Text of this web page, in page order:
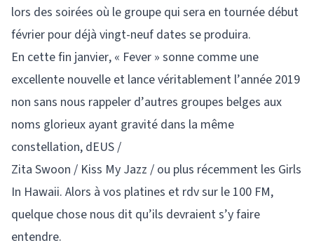
lors des soirées où le groupe qui sera en tournée début
février pour déjà vingt-neuf dates se produira.
En cette fin janvier, « Fever » sonne comme une
excellente nouvelle et lance véritablement l’année 2019
non sans nous rappeler d’autres groupes belges aux
noms glorieux ayant gravité dans la même
constellation, dEUS /
Zita Swoon / Kiss My Jazz / ou plus récemment les Girls
In Hawaii. Alors à vos platines et rdv sur le 100 FM,
quelque chose nous dit qu’ils devraient s’y faire
entendre.